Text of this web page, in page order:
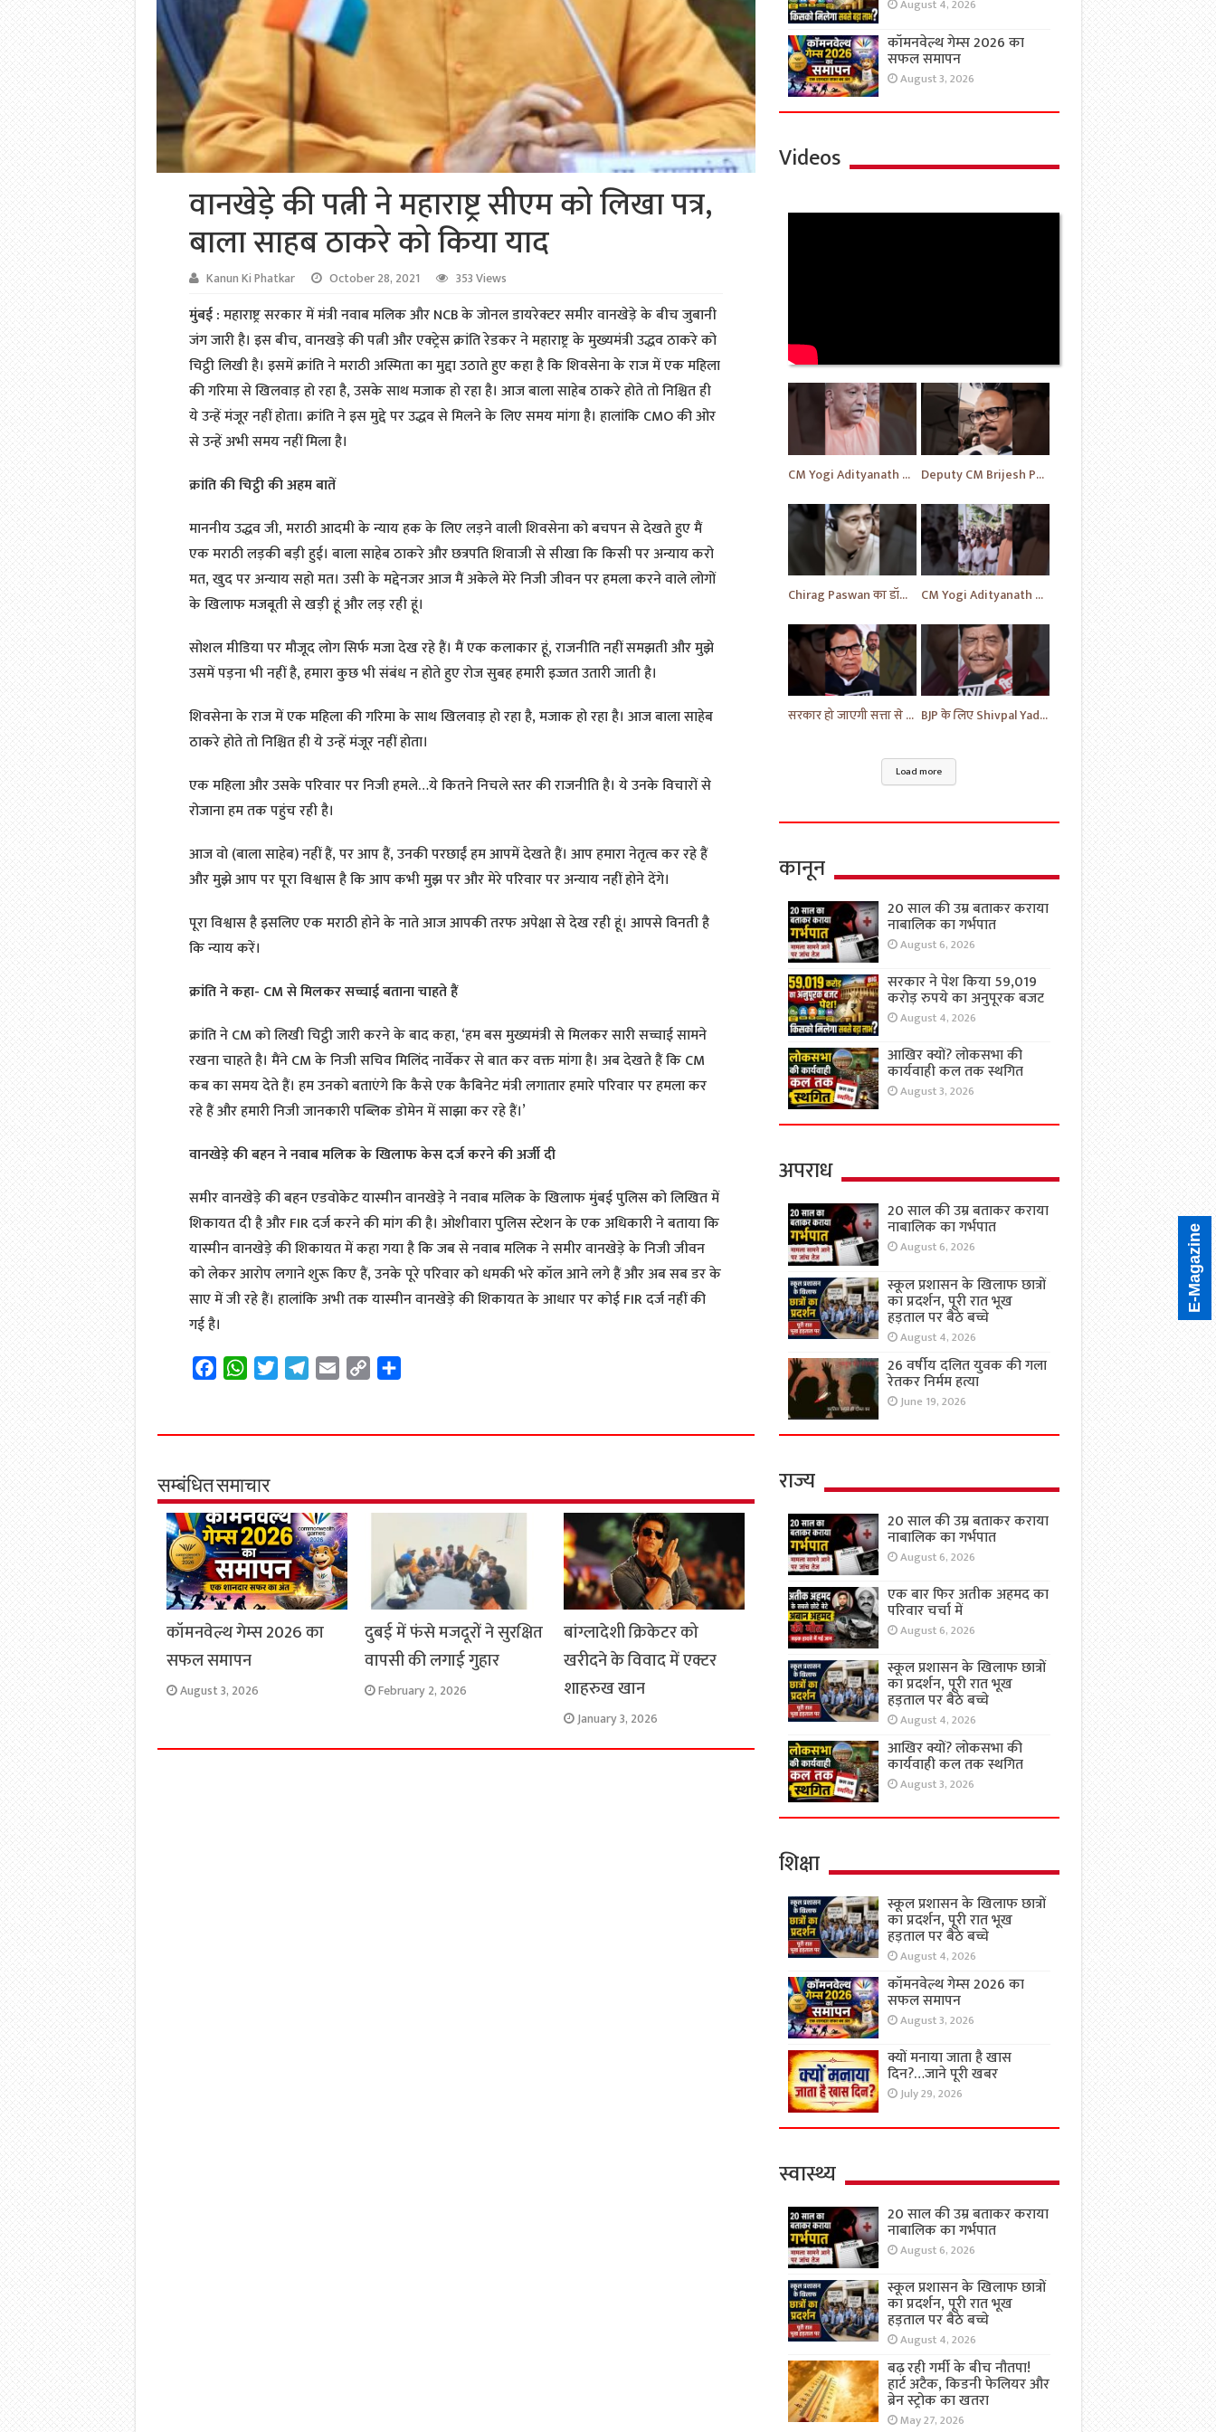
वानखेड़े की पत्नी ने महाराष्ट्र सीएम को लिखा पत्र,
बाला साहब ठाकरे को किया याद
Kanun Ki Phatkar October 28, 2021 353 Views
मुंबई :महाराष्ट्र सरकार में मंत्री नवाब मलिक और NCB के जोनल डायरेक्टर समीर वानखेड़े के बीच जुबानी
जंग जारी है। इस बीच, वानखड़े की पत्नी और एक्ट्रेस क्रांति रेडकर ने महाराष्ट्र के मुख्यमंत्री उद्धव ठाकरे को
चिट्ठी लिखी है। इसमें क्रांति ने मराठी अस्मिता का मुद्दा उठाते हुए कहा है कि शिवसेना के राज में एक महिला
की गरिमा से खिलवाड़ हो रहा है, उसके साथ मजाक हो रहा है। आज बाला साहेब ठाकरे होते तो निश्चित ही
ये उन्हें मंजूर नहीं होता। क्रांति ने इस मुद्दे पर उद्धव से मिलने के लिए समय मांगा है। हालांकि CMO की ओर
से उन्हें अभी समय नहीं मिला है।
क्रांति की चिट्ठी की अहम बातें
माननीय उद्धव जी, मराठी आदमी के न्याय हक के लिए लड़ने वाली शिवसेना को बचपन से देखते हुए मैं
एक मराठी लड़की बड़ी हुई। बाला साहेब ठाकरे और छत्रपति शिवाजी से सीखा कि किसी पर अन्याय करो
मत, खुद पर अन्याय सहो मत। उसी के मद्देनजर आज मैं अकेले मेरे निजी जीवन पर हमला करने वाले लोगों
के खिलाफ मजबूती से खड़ी हूं और लड़ रही हूं।
सोशल मीडिया पर मौजूद लोग सिर्फ मजा देख रहे हैं। मैं एक कलाकार हूं, राजनीति नहीं समझती और मुझे
उसमें पड़ना भी नहीं है, हमारा कुछ भी संबंध न होते हुए रोज सुबह हमारी इज्जत उतारी जाती है।
शिवसेना के राज में एक महिला की गरिमा के साथ खिलवाड़ हो रहा है, मजाक हो रहा है। आज बाला साहेब
ठाकरे होते तो निश्चित ही ये उन्हें मंजूर नहीं होता।
एक महिला और उसके परिवार पर निजी हमले…ये कितने निचले स्तर की राजनीति है। ये उनके विचारों से
रोजाना हम तक पहुंच रही है।
आज वो (बाला साहेब) नहीं हैं, पर आप हैं, उनकी परछाईं हम आपमें देखते हैं। आप हमारा नेतृत्व कर रहे हैं
और मुझे आप पर पूरा विश्वास है कि आप कभी मुझ पर और मेरे परिवार पर अन्याय नहीं होने देंगे।
पूरा विश्वास है इसलिए एक मराठी होने के नाते आज आपकी तरफ अपेक्षा से देख रही हूं। आपसे विनती है
कि न्याय करें।
क्रांति ने कहा- CM से मिलकर सच्चाई बताना चाहते हैं
क्रांति ने CM को लिखी चिट्ठी जारी करने के बाद कहा, ‘हम बस मुख्यमंत्री से मिलकर सारी सच्चाई सामने
रखना चाहते है। मैंने CM के निजी सचिव मिलिंद नार्वेकर से बात कर वक्त मांगा है। अब देखते हैं कि CM
कब का समय देते हैं। हम उनको बताएंगे कि कैसे एक कैबिनेट मंत्री लगातार हमारे परिवार पर हमला कर
रहे हैं और हमारी निजी जानकारी पब्लिक डोमेन में साझा कर रहे हैं।’
वानखेड़े की बहन ने नवाब मलिक के खिलाफ केस दर्ज करने की अर्जी दी
समीर वानखेड़े की बहन एडवोकेट यास्मीन वानखेड़े ने नवाब मलिक के खिलाफ मुंबई पुलिस को लिखित में
शिकायत दी है और FIR दर्ज करने की मांग की है। ओशीवारा पुलिस स्टेशन के एक अधिकारी ने बताया कि
यास्मीन वानखेड़े की शिकायत में कहा गया है कि जब से नवाब मलिक ने समीर वानखेड़े के निजी जीवन
को लेकर आरोप लगाने शुरू किए हैं, उनके पूरे परिवार को धमकी भरे कॉल आने लगे हैं और अब सब डर के
साए में जी रहे हैं। हालांकि अभी तक यास्मीन वानखेड़े की शिकायत के आधार पर कोई FIR दर्ज नहीं की
गई है।
e
o
o
k
W
t
A
p
p
t
r
e
a
m
i
y
n
r
सम्बंधित समाचार
कॉमनवेल्थ गेम्स 2026 का
सफल समापन
August 3, 2026
दुबई में फंसे मजदूरों ने सुरक्षित
वापसी की लगाई गुहार
February 2, 2026
बांग्लादेशी क्रिकेटर को
खरीदने के विवाद में एक्टर
शाहरुख खान
January 3, 2026
August 4, 2026
कॉमनवेल्थ गेम्स 2026 का
सफल समापन
August 3, 2026
Videos
CM Yogi Adityanath का विपक्ष की खोली पोल | News | BJP News | #shorts #yt #news #ytshorts Deputy CM Brijesh Pathak ने दी MP Uma Shankar के लिए की प्रार्थना | Uttar Pradesh News #shorts #yt
Chirag Paswan का डॉक्टरों को लेकर यह सवाल | BJP | BJP News | Parliament | #shorts #ytnewshorts #yt CM Yogi Adityanath ने दी MP Umashankar को श्रद्धांजलि | News in Hindi | News Today | #shorts #yt
सरकार हो जाएगी सत्ता से बेदखल - Ram Gopal | News | Hindi News | News Today | #shorts #ytshorts #yt BJP के लिए Shivpal Yadav Yadav ने लगाया गंभीर आरोप | #samajwadiparty | Akhilesh Yadav | #shorts #yt
Load more
कानून
20 साल की उम्र बताकर कराया
नाबालिक का गर्भपात
August 6, 2026
सरकार ने पेश किया 59,019
करोड़ रुपये का अनुपूरक बजट
August 4, 2026
आखिर क्यों? लोकसभा की
कार्यवाही कल तक स्थगित
August 3, 2026
अपराध
20 साल की उम्र बताकर कराया
नाबालिक का गर्भपात
August 6, 2026
स्कूल प्रशासन के खिलाफ छात्रों
का प्रदर्शन, पूरी रात भूख
हड़ताल पर बैठे बच्चे
August 4, 2026
26 वर्षीय दलित युवक की गला
रेतकर निर्मम हत्या
June 19, 2026
राज्य
20 साल की उम्र बताकर कराया
नाबालिक का गर्भपात
August 6, 2026
एक बार फिर अतीक अहमद का
परिवार चर्चा में
August 6, 2026
स्कूल प्रशासन के खिलाफ छात्रों
का प्रदर्शन, पूरी रात भूख
हड़ताल पर बैठे बच्चे
August 4, 2026
आखिर क्यों? लोकसभा की
कार्यवाही कल तक स्थगित
August 3, 2026
शिक्षा
स्कूल प्रशासन के खिलाफ छात्रों
का प्रदर्शन, पूरी रात भूख
हड़ताल पर बैठे बच्चे
August 4, 2026
कॉमनवेल्थ गेम्स 2026 का
सफल समापन
August 3, 2026
क्यों मनाया जाता है खास
दिन?…जाने पूरी खबर
July 29, 2026
स्वास्थ्य
20 साल की उम्र बताकर कराया
नाबालिक का गर्भपात
August 6, 2026
स्कूल प्रशासन के खिलाफ छात्रों
का प्रदर्शन, पूरी रात भूख
हड़ताल पर बैठे बच्चे
August 4, 2026
बढ़ रही गर्मी के बीच नौतपा!
हार्ट अटैक, किडनी फेलियर और
ब्रेन स्ट्रोक का खतरा
May 27, 2026
E-Magazine